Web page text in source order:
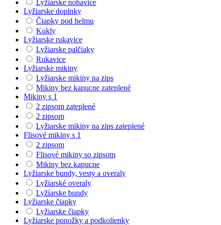
Lyžiarske nohavice
Lyžiarske doplnky
Čiapky pod helmu
Kukly
Lyžiarske rukavice
Lyžiarske palčiaky
Rukavice
Lyžiarske mikiny
Lyžiarske mikiny na zips
Mikiny bez kapucne zateplené
Mikiny s 1
2 zipsom zateplené
2 zipsom
Lyžiarske mikiny na zips zateplené
Flisové mikiny s 1
2 zipsom
Flisové mikiny so zipsom
Mikiny bez kapucne
Lyžiarske bundy, vesty a overaly
Lyžiarské overaly
Lyžíarske bundy
Lyžiarske čiapky
Lyžiarske čiapky
Lyžiarske ponožky a podkolienky